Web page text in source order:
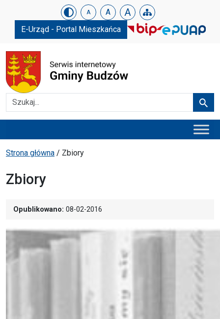
Urząd Gminy w Budzowie
Skip menu A A A
E-Urząd - Portal Mieszkańca
Szukaj
Ścieżka powrotu
Strona główna / Zbiory
Zbiory
Opublikowano: 08-02-2016